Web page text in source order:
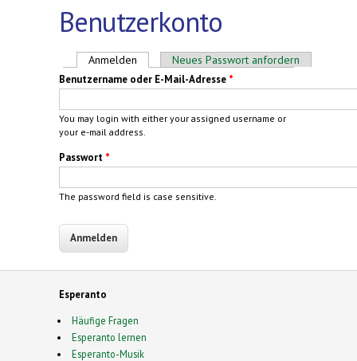
Benutzerkonto
Haupt-Reiter
Anmelden (aktiver Reiter)
Neues Passwort anfordern
Benutzername oder E-Mail-Adresse *
You may login with either your assigned username or
your e-mail address.
Passwort *
The password field is case sensitive.
Esperanto
Häufige Fragen
Esperanto lernen
Esperanto-Musik